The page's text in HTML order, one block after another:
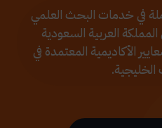
في خدمات البحث العلمي
العربية السعودية
الأكاديمية المعتمدة في
الخليجية.